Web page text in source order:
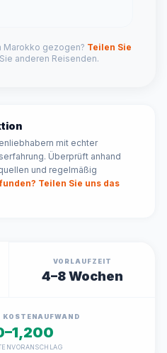
Marokko gezogen? Teilen Sie
anderen Reisenden.
mit echter
Überprüft anhand
und regelmäßig
Teilen Sie uns das
VORLAUFZEIT
4–8 Wochen
KOSTENAUFWAND